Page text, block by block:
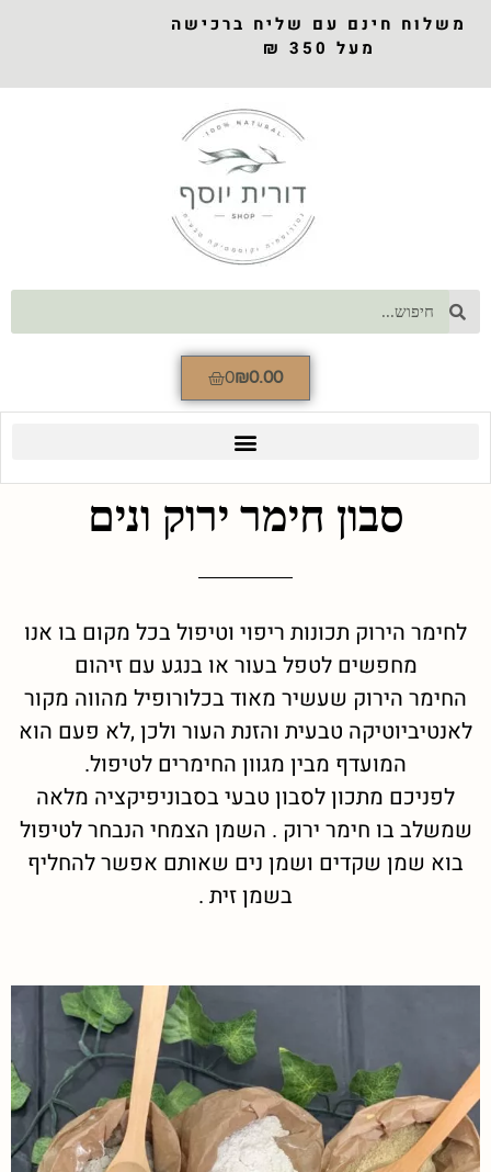
משלוח חינם עם שליח ברכישה
מעל 350 ₪
₪0.00
0
סבון חימר ירוק ונים
לחימר הירוק תכונות ריפוי וטיפול בכל מקום בו אנו
מחפשים לטפל בעור או בנגע עם זיהום
החימר הירוק שעשיר מאוד בכלורופיל מהווה מקור
לאנטיביוטיקה טבעית והזנת העור ולכן ,לא פעם הוא
המועדף מבין מגוון החימרים לטיפול.
לפניכם מתכון לסבון טבעי בסבוניפיקציה מלאה
שמשלב בו חימר ירוק . השמן הצמחי הנבחר לטיפול
בוא שמן שקדים ושמן נים שאותם אפשר להחליף
בשמן זית .